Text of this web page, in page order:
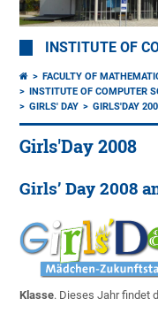
INSTITUTE OF
FACULTY OF
INSTITUTE OF COMPUTER
GIRLS' DAY
GIRLS'DAY
Girls'Day 2008
Girls’ Day 2008
Klasse. Dieses Jahr findet